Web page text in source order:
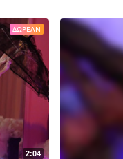
ΔΩΡΕΆΝ
2:04